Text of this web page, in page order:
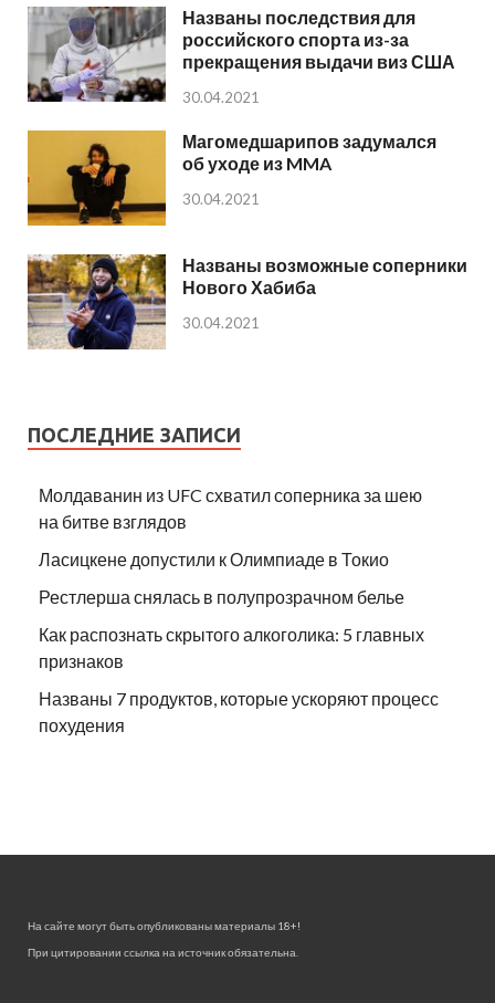
Названы последствия для
российского спорта из-за
прекращения выдачи виз США
30.04.2021
Магомедшарипов задумался
об уходе из MMA
30.04.2021
Названы возможные соперники
Нового Хабиба
30.04.2021
ПОСЛЕДНИЕ ЗАПИСИ
Молдаванин из UFC схватил соперника за шею
на битве взглядов
Ласицкене допустили к Олимпиаде в Токио
Рестлерша снялась в полупрозрачном белье
Как распознать скрытого алкоголика: 5 главных
признаков
Названы 7 продуктов, которые ускоряют процесс
похудения
На сайте могут быть опубликованы материалы 18+!
При цитировании ссылка на источник обязательна.